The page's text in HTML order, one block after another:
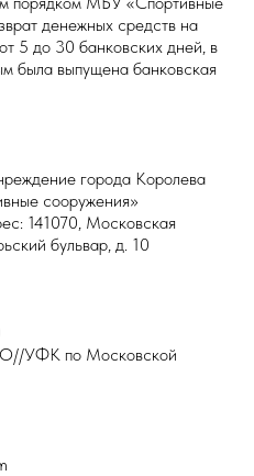
денежных средств на
5 до 30 банковских дней, в
была выпущена банковская
города Королева
сооружения»
141070, Московская
бульвар, д. 10
УФК по Московской